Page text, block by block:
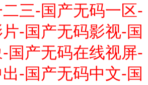
三-国产无码一区-
-国产无码影视-国
国产无码在线视屏-
-国产无码中文-国